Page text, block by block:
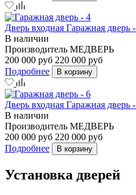
Дверь входная Гаражная дверь
В наличии
Производитель МЕДВЕРЬ
200 000 руб 220 000 руб
Подробнее
В корзину
Дверь входная Гаражная дверь
В наличии
Производитель МЕДВЕРЬ
200 000 руб 220 000 руб
Подробнее
В корзину
Установка дверей